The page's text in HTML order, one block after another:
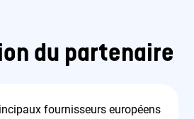
du partenaire
fournisseurs européens